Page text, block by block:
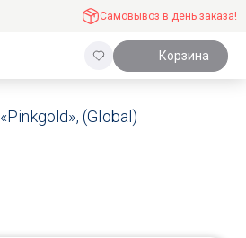
Самовывоз в день заказа!
Корзина
(Global)